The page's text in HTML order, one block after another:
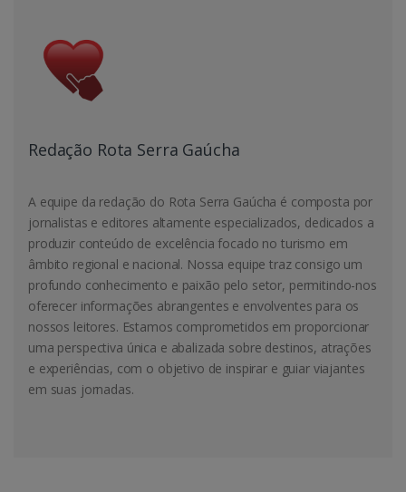
Redação Rota Serra Gaúcha
A equipe da redação do Rota Serra Gaúcha é composta por
jornalistas e editores altamente especializados, dedicados a
produzir conteúdo de excelência focado no turismo em
âmbito regional e nacional. Nossa equipe traz consigo um
profundo conhecimento e paixão pelo setor, permitindo-nos
oferecer informações abrangentes e envolventes para os
nossos leitores. Estamos comprometidos em proporcionar
uma perspectiva única e abalizada sobre destinos, atrações
e experiências, com o objetivo de inspirar e guiar viajantes
em suas jornadas.